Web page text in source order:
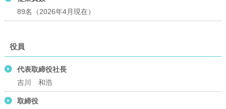
89名（2026年4月現在）
役員
代表取締役社長
吉川 和浩
取締役